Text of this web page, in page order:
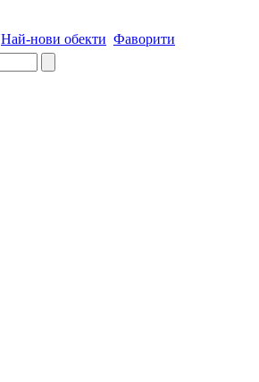
Най-нови обекти Фаворити